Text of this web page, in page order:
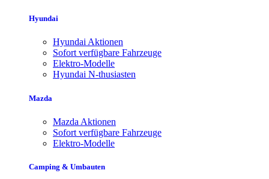
Hyundai
Hyundai Aktionen
Sofort verfügbare Fahrzeuge
Elektro-Modelle
Hyundai N-thusiasten
Mazda
Mazda Aktionen
Sofort verfügbare Fahrzeuge
Elektro-Modelle
Camping & Umbauten